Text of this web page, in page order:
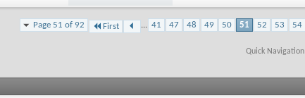
Page 51 of 92 First ... 41 47 48 49 50 51 52 53 54
Quick Navigation